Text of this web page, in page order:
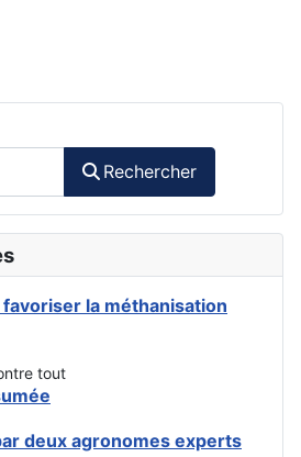
Rechercher
la méthanisation
tout
deux agronomes experts